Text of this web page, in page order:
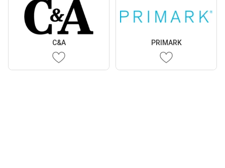
C&A PRIMARK